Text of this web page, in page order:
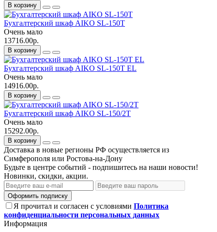
В корзину
Бухгалтерский шкаф AIKO SL-150Т
Очень мало
13716.00р.
В корзину
Бухгалтерский шкаф AIKO SL-150Т EL
Очень мало
14916.00р.
В корзину
Бухгалтерский шкаф AIKO SL-150/2Т
Очень мало
15292.00р.
В корзину
Доставка в новые регионы РФ осуществляется из
Симферополя или Ростова-на-Дону
Будьте в центре событий - подпишитесь на наши новости!
Новинки, скидки, акции.
Оформить подписку
Я прочитал и согласен с условиями Политика
конфиденциальности персональных данных
Информация